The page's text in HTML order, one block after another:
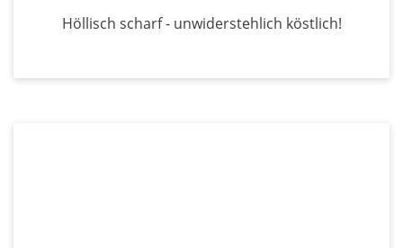
Höllisch scharf - unwiderstehlich köstlich!